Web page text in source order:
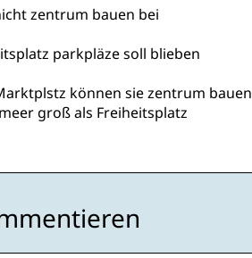
zentrum bauen bei
parkpläze soll blieben
können sie zentrum bauen
groß als Freiheitsplatz